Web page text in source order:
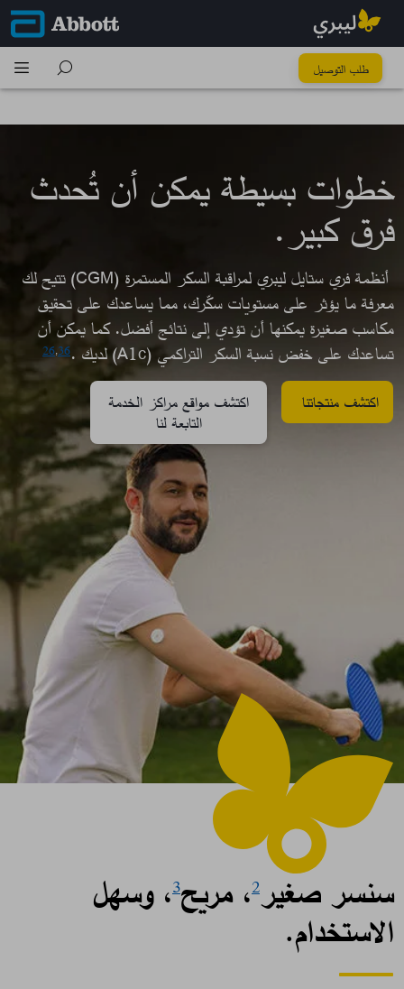
طلب التوصيلكُل خطوة تِفرق
خطوات بسيطة يمكن أن تُحدث
فرق كبير.​
أنظمة فري ستايل ليبري لمراقبة السكر المستمرة (CGM) تتيح لك
معرفة ما يؤثر على مستويات سكّرك، مما يساعدك على تحقيق
مكاسب صغيرة يمكنها أن تؤدي إلى نتائج أفضل. كما يمكن أن
تساعدك على خفض نسبة السكر التراكمي (A1c) لديك .
26,36
اكتشف منتجاتنا اكتشف مواقع مراكز الخدمة
التابعة لنا​
سنسر صغير2، مريح3، وسهل
الاستخدام.